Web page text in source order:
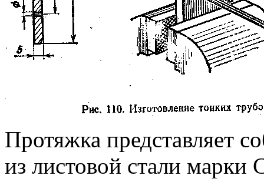
Протяжка представляет
из листовой стали